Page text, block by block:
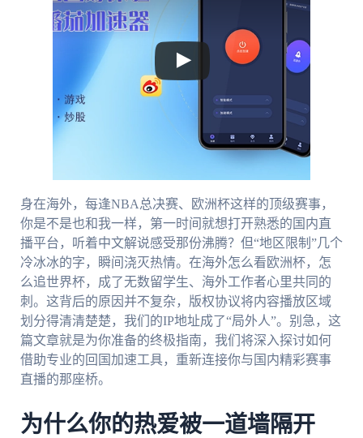
身在海外，每逢NBA总决赛、欧洲杯这样的顶级赛事，
你是不是也和我一样，第一时间就想打开熟悉的国内直
播平台，听着中文解说感受那份沸腾？但“地区限制”几个
冷冰冰的字，瞬间浇灭热情。在海外怎么看欧洲杯，怎
么追世界杯，成了无数留学生、海外工作者心里共同的
刺。这背后的原因并不复杂，版权协议将内容播放区域
划分得清清楚楚，我们的IP地址成了“局外人”。别急，这
篇文章就是为你准备的终极指南，我们将深入探讨如何
借助专业的回国加速工具，重新连接你与国内精彩赛事
直播的那座桥。
为什么你的热爱被一道墙隔开